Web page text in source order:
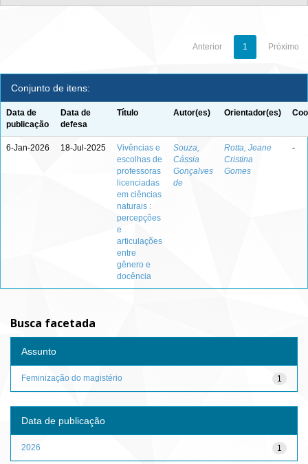
Anterior 1 Próximo
Conjunto de itens:
Data de
publicação
Data de
defesa
Título Autor(es) Orientador(es)
6-Jan-2026 18-Jul-2025
Vivências e
escolhas de
professoras
licenciadas
em ciências
naturais :
percepções
e
articulações
entre
gênero e
docência
Souza,
Cássia
Gonçalves
de
Rotta, Jeane
Cristina
Gomes
-
Busca facetada
Assunto
1
Feminização do magistério
Data de publicação
1
2026